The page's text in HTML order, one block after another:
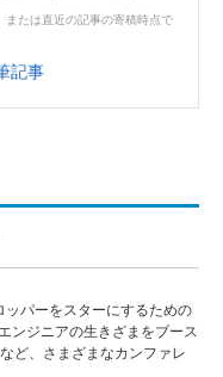
たは直近の記事の寄稿時点で
記事
パーをスターにするための
ンジニアの生きざまをブース
ど、さまざまなカンファレ